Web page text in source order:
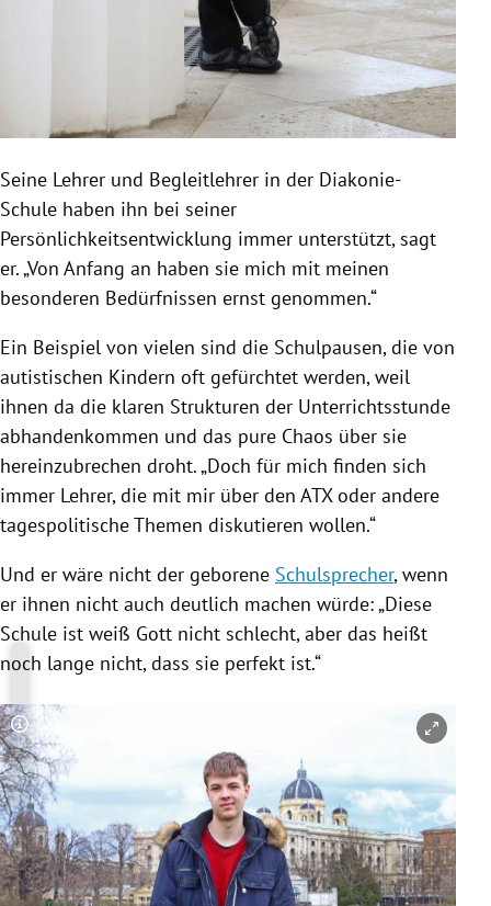
Seine Lehrer und Begleitlehrer in der Diakonie-
Schule haben ihn bei seiner
Persönlichkeitsentwicklung immer unterstützt, sagt
er. „Von Anfang an haben sie mich mit meinen
besonderen Bedürfnissen ernst genommen.“
Ein Beispiel von vielen sind die Schulpausen, die von
autistischen Kindern oft gefürchtet werden, weil
ihnen da die klaren Strukturen der Unterrichtsstunde
abhandenkommen und das pure Chaos über sie
hereinzubrechen droht. „Doch für mich finden sich
immer Lehrer, die mit mir über den ATX oder andere
tagespolitische Themen diskutieren wollen.“
Und er wäre nicht der geborene Schulsprecher, wenn
er ihnen nicht auch deutlich machen würde: „Diese
Schule ist weiß Gott nicht schlecht, aber das heißt
noch lange nicht, dass sie perfekt ist.“
Copyright-Hinweis öffnen/schließen